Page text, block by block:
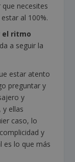
necesites
al 100%.
el ritmo
a seguir la
estar atento
preguntar y
y
y ellas
caso, lo
y
es lo que más